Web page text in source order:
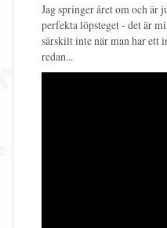
Jag springer året om och är
perfekta löpsteget - det är
särskilt inte när man har ett
redan...